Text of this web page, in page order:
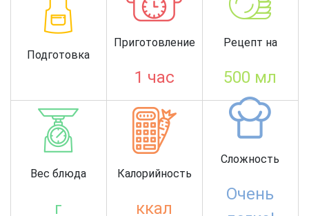
Подготовка
Приготовление
1 час
Рецепт на
500 мл
Вес блюда
г
Калорийность
ккал
Сложность
Очень